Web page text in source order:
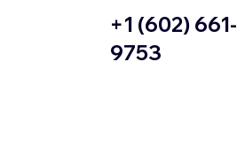
+1 (602) 661-
9753